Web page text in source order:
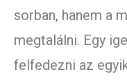
sorban, hanem a
megtalálni. Egy
felfedezni az